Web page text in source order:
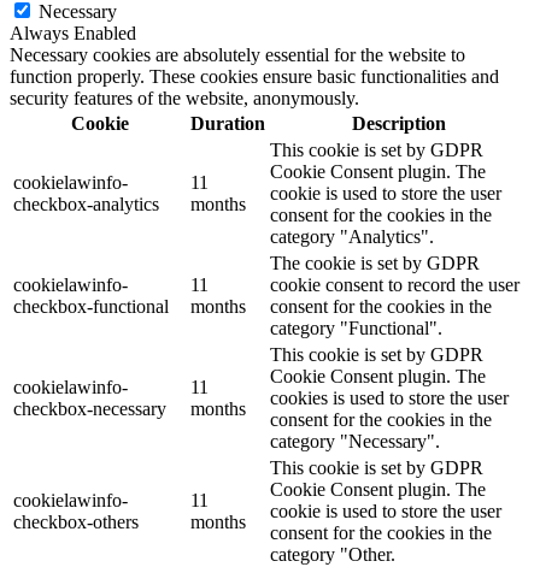
Necessary
Always Enabled
Necessary cookies are absolutely essential for the website to
function properly. These cookies ensure basic functionalities and
security features of the website, anonymously.
Cookie
Duration Description
cookielawinfo-
checkbox-analytics
11
months
This cookie is set by GDPR
Cookie Consent plugin. The
cookie is used to store the user
consent for the cookies in the
category "Analytics".
cookielawinfo-
checkbox-functional
11
months
The cookie is set by GDPR
cookie consent to record the user
consent for the cookies in the
category "Functional".
cookielawinfo-
checkbox-necessary
11
months
This cookie is set by GDPR
Cookie Consent plugin. The
cookies is used to store the user
consent for the cookies in the
category "Necessary".
cookielawinfo-
checkbox-others
11
months
This cookie is set by GDPR
Cookie Consent plugin. The
cookie is used to store the user
consent for the cookies in the
category "Other.